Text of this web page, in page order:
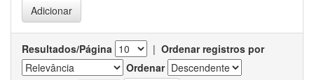
Resultados/Página | Ordenar registros por
Ordenar